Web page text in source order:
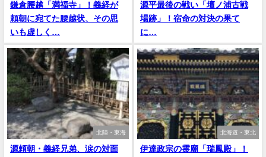
鎌倉腰越「満福寺」！義経が
頼朝に宛てた腰越状、その思
いも虚しく…
源平最後の戦い「壇ノ浦古戦
場跡」！宿命の対決の果て
に…
北陸・東海
源頼朝・義経兄弟、涙の対面
北海道・東北
伊達政宗の霊廟「瑞鳳殿」！